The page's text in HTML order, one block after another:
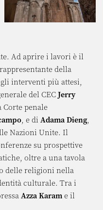
Ad aprire i lavori è il
della
interventi più attesi,
del CECJerry
Corte penale
, e di Adama Dieng,
Nazioni Unite. Il
su prospettive
oltre a una tavola
delle religioni nella
culturale. Tra i
Azza Karame il